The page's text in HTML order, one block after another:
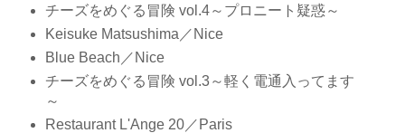
チーズをめぐる冒険 vol.4～プロニート疑惑～
Keisuke Matsushima／Nice
Blue Beach／Nice
チーズをめぐる冒険 vol.3～軽く電通入ってます
～
Restaurant L'Ange 20／Paris